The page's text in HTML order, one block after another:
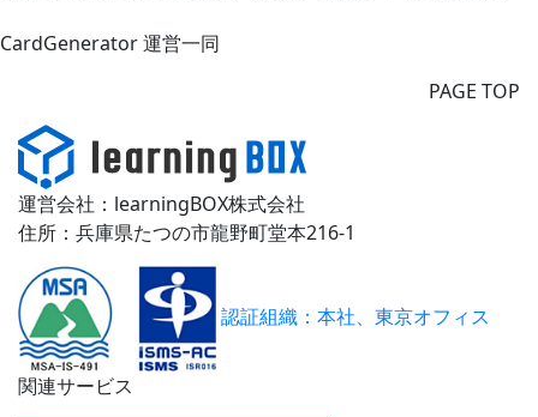
CardGenerator 運営一同
PAGE TOP
運営会社：learningBOX株式会社
住所：兵庫県たつの市龍野町堂本216-1
認証組織：本社、東京オフィス
関連サービス